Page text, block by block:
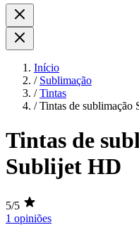
Início
/ Sublimação
/ Tintas
/ Tintas de sublimação
Tintas de
Sublijet HD
5/5
1 opiniões